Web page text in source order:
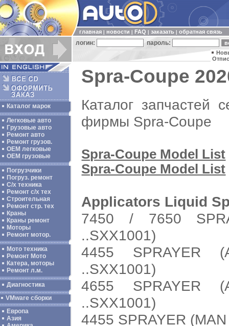
главная новости FAQ заказать обратная связь
логин: пароль:
Каталог марок
Легковые авто
Грузовые авто
Ремонт авто
Ремонт грузов.
ОЕМ легковые
OEM грузовые
Погрузчики
Погруз. ремонт
С/х техника
Ремонт с/х тех
Строительная
Ремонт стр. тех
Краны
Краны ремонт
Моторы
Ремонт мотор.
Мото техника
Ремонт Мото
Катера, моторы
Ремонт л.м.
Диагностика
VMware сборки
Европа
Азия
Spra-Coupe
Каталог запчастей
фирмы Spra-Coupe
Spra-Coupe Model List
Spra-Coupe Model List
Applicators Liquid
7450 / 7650
..SXX1001)
4455 SPRAYER
..SXX1001)
4655 SPRAYER
..SXX1001)
4455 SPRAYER